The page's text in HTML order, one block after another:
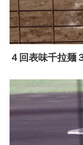
４回表味千拉麺